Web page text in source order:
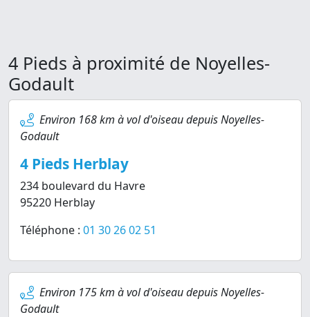
4 Pieds à proximité de Noyelles-
Godault
Environ 168 km à vol d'oiseau depuis Noyelles-
Godault
4 Pieds Herblay
234 boulevard du Havre
95220 Herblay
Téléphone : 01 30 26 02 51
Environ 175 km à vol d'oiseau depuis Noyelles-
Godault